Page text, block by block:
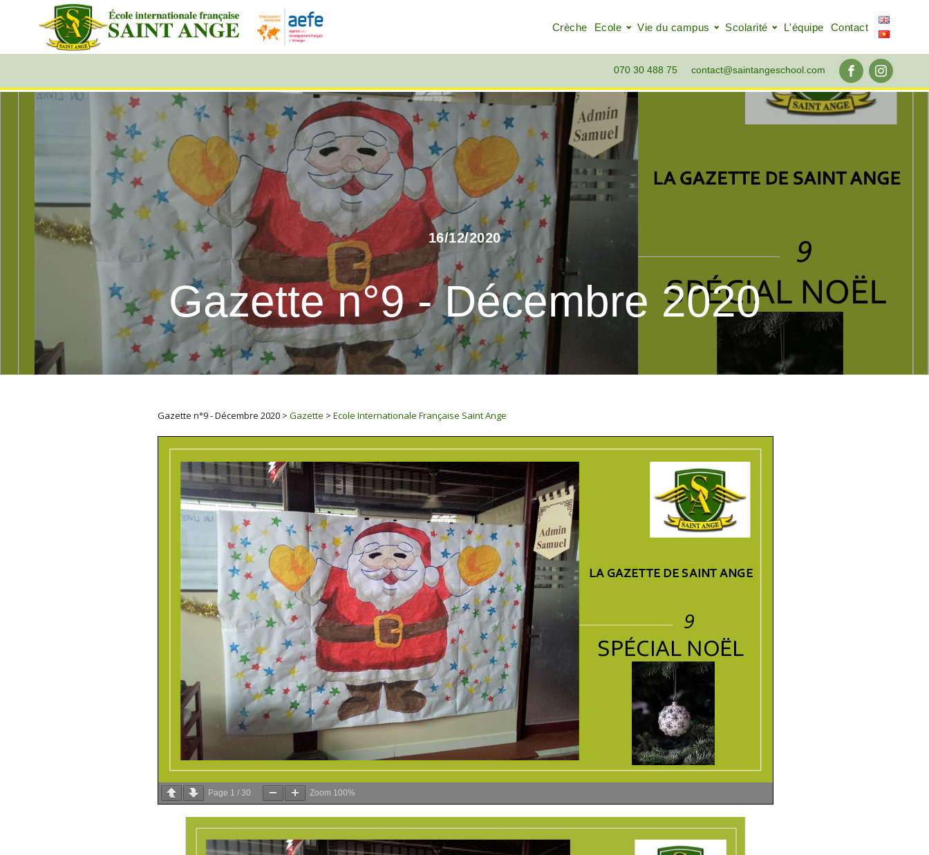
Crèche Ecole Vie du campus Scolarité L'équipe Contact
070 30 488 75 contact@saintangeschool.com
16/12/2020
Gazette n°9 - Décembre 2020
Gazette n°9 - Décembre 2020 >Gazette >Ecole Internationale Française Saint Ange
Page 1 /30 Zoom 100%